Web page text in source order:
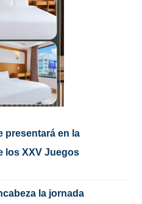
presentará en la
los XXV Juegos
la jornada